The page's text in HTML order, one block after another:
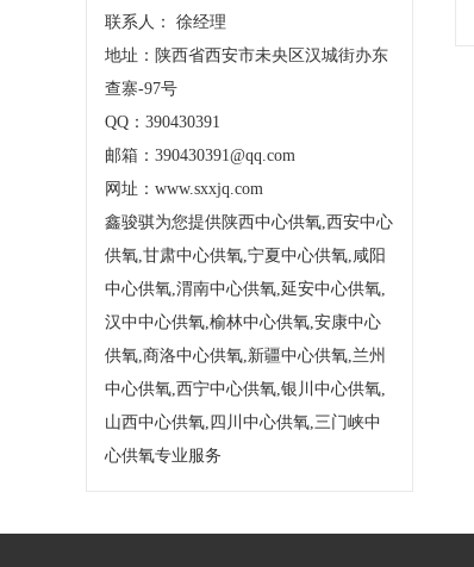
联系人： 徐经理
地址：陕西省西安市未央区汉城街办东
查寨-97号
QQ：390430391
邮箱：390430391@qq.com
网址：www.sxxjq.com
鑫骏骐为您提供陕西中心供氧,西安中心
供氧,甘肃中心供氧,宁夏中心供氧,咸阳
中心供氧,渭南中心供氧,延安中心供氧,
汉中中心供氧,榆林中心供氧,安康中心
供氧,商洛中心供氧,新疆中心供氧,兰州
中心供氧,西宁中心供氧,银川中心供氧,
山西中心供氧,四川中心供氧,三门峡中
心供氧专业服务